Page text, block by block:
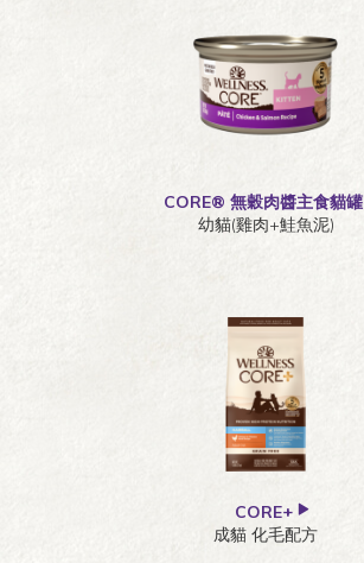
CORE® 無穀肉醬主食貓罐
幼貓(雞肉+鮭魚泥)
CORE+
成貓 化毛配方